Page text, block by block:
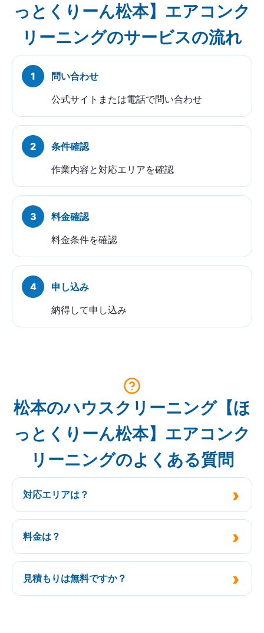
っとくりーん松本】エアコンク
リーニングのサービスの流れ
問い合わせ
公式サイトまたは電話で問い合わせ
条件確認
作業内容と対応エリアを確認
料金確認
料金条件を確認
申し込み
納得して申し込み
松本のハウスクリーニング【ほ
っとくりーん松本】エアコンク
リーニングのよくある質問
対応エリアは？
料金は？
見積もりは無料ですか？